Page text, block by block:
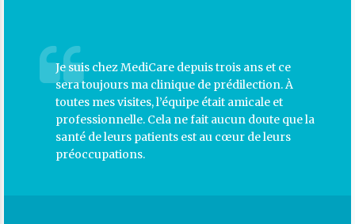
Je suis chez MediCare depuis trois ans et ce
sera toujours ma clinique de prédilection. À
toutes mes visites, l’équipe était amicale et
professionnelle. Cela ne fait aucun doute que la
santé de leurs patients est au cœur de leurs
préoccupations.